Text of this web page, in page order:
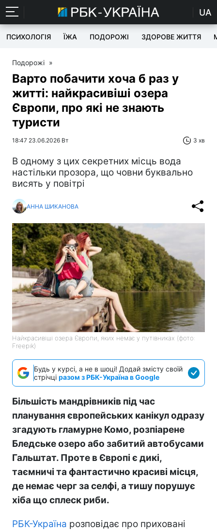
UA
ПСИХОЛОГІЯ ЇЖА ПОДОРОЖІ ЗДОРОВЕ ЖИТТЯ
Подорожі »
Варто побачити хоча б раз у
житті: найкрасивіші озера
Європи, про які не знають
туристи
18:47 23.06.2026 Вт 3 хв
В одному з цих секретних місць вода
настільки прозора, що човни буквально
висять у повітрі
АННА ШИКАНОВА
Найкрасивіші озера Європи, яких немає у путівниках (фото:
Freepik)
Будь у курсі, а не в шоці! Додай змісту своїй
стрічці разом з РБК-Україна в Google
Більшість мандрівників під час
планування європейських канікул одразу
згадують гламурне Комо, розпіарене
Бледське озеро або забитий автобусами
Гальштат. Проте в Європі є дикі,
таємничі та фантастично красиві місця,
де немає черг за селфі, а тишу порушує
хіба що сплеск риби.
РБК-Україна розповідає про приховані